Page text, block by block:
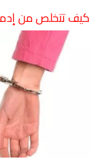
كيف تتخلص من